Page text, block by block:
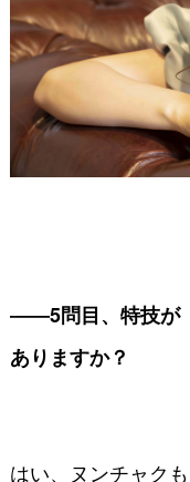
――5問目、特技が
ありますか？
はい、ヌンチャク